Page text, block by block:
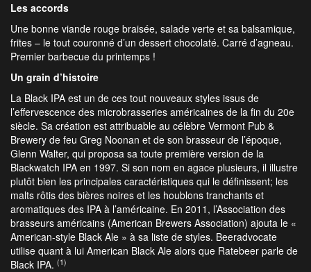
Les accords
Une bonne viande rouge braisée, salade verte et sa balsamique,
frites – le tout couronné d’un dessert chocolaté. Carré d’agneau.
Premier barbecue du printemps !
Un grain d’histoire
La Black IPA est un de ces tout nouveaux styles issus de
l’effervescence des microbrasseries américaines de la fin du 20e
siècle. Sa création est attribuable au célèbre Vermont Pub &
Brewery de feu Greg Noonan et de son brasseur de l’époque,
Glenn Walter, qui proposa sa toute première version de la
Blackwatch IPA en 1997. Si son nom en agace plusieurs, il illustre
plutôt bien les principales caractéristiques qui le définissent; les
malts rôtis des bières noires et les houblons tranchants et
aromatiques des IPA à l’américaine. En 2011, l’Association des
brasseurs américains (American Brewers Association) ajouta le «
American-style Black Ale » à sa liste de styles. Beeradvocate
utilise quant à lui American Black Ale alors que Ratebeer parle de
Black IPA. (1)